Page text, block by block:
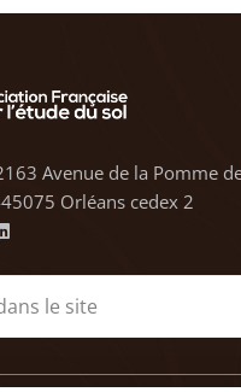
Avenue de la Pomme
Orléans cedex 2